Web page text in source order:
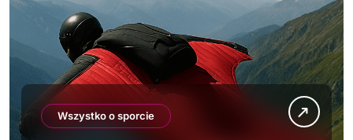
Wszystko o sporcie